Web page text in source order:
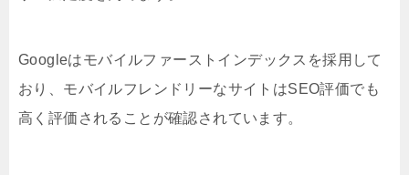
Googleはモバイルファーストインデックスを採用して
おり、モバイルフレンドリーなサイトはSEO評価でも
高く評価されることが確認されています。